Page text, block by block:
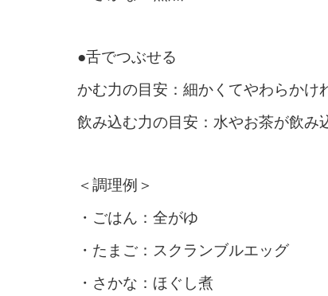
●舌でつぶせる
かむ力の目安：細かくてやわらかけ
飲み込む力の目安：水やお茶が飲み
＜調理例＞
・ごはん：全がゆ
・たまご：スクランブルエッグ
・さかな：ほぐし煮